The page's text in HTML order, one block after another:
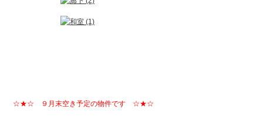
☆★☆ ９月末空き予定の物件です ☆★☆